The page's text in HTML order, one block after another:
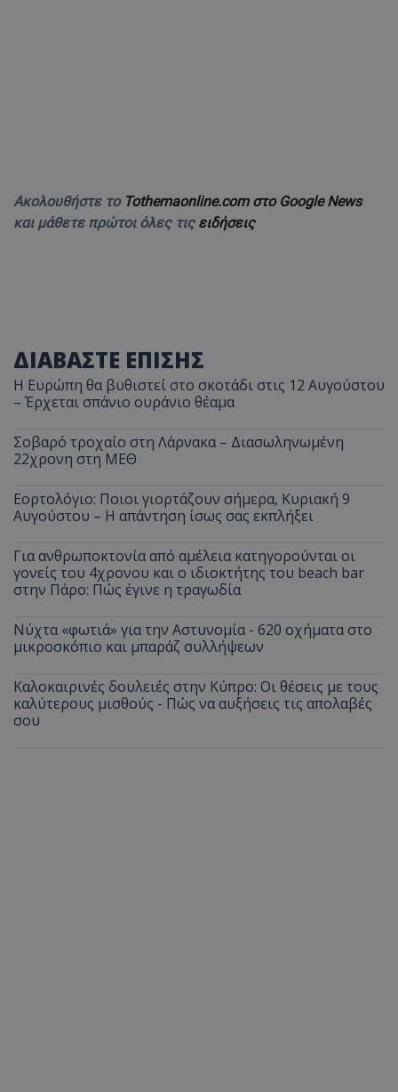
Ακολουθήστε το Tothemaonline.com στο Google News
και μάθετε πρώτοι όλες τις ειδήσεις
ΔΙΑΒΑΣΤΕ ΕΠΙΣΗΣ
Η Ευρώπη θα βυθιστεί στο σκοτάδι στις 12 Αυγούστου
– Έρχεται σπάνιο ουράνιο θέαμα
Σοβαρό τροχαίο στη Λάρνακα – Διασωληνωμένη
22χρονη στη ΜΕΘ
Εορτολόγιο: Ποιοι γιορτάζουν σήμερα, Κυριακή 9
Αυγούστου – Η απάντηση ίσως σας εκπλήξει
Για ανθρωποκτονία από αμέλεια κατηγορούνται οι
γονείς του 4χρονου και ο ιδιοκτήτης του beach bar
στην Πάρο: Πώς έγινε η τραγωδία
Νύχτα «φωτιά» για την Αστυνομία - 620 οχήματα στο
μικροσκόπιο και μπαράζ συλλήψεων
Καλοκαιρινές δουλειές στην Κύπρο: Οι θέσεις με τους
καλύτερους μισθούς - Πώς να αυξήσεις τις απολαβές
σου